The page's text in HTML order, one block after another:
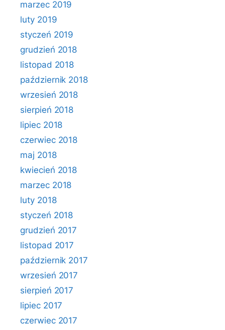
marzec 2019
luty 2019
styczeń 2019
grudzień 2018
listopad 2018
październik 2018
wrzesień 2018
sierpień 2018
lipiec 2018
czerwiec 2018
maj 2018
kwiecień 2018
marzec 2018
luty 2018
styczeń 2018
grudzień 2017
listopad 2017
październik 2017
wrzesień 2017
sierpień 2017
lipiec 2017
czerwiec 2017